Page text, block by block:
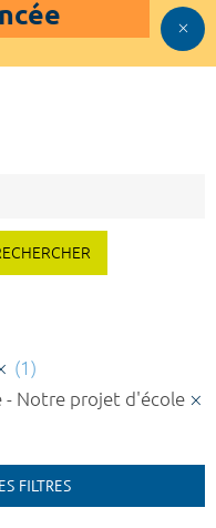
(1)
Notre projet d'école
FILTRES